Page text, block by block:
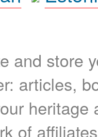
and store
articles,
heritage
of